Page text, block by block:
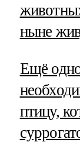
ныне
Ещё
птицу,